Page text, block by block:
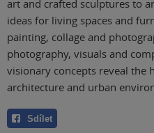
art and crafted sculptures to
ideas for living spaces and
painting, collage and
photography, visuals and
visionary concepts reveal the
architecture and urban
Sdílet